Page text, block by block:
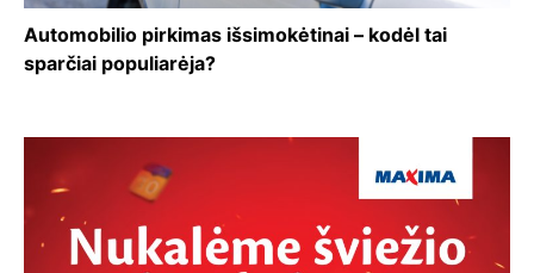
Automobilio pirkimas išsimokėtinai – kodėl tai
sparčiai populiarėja?